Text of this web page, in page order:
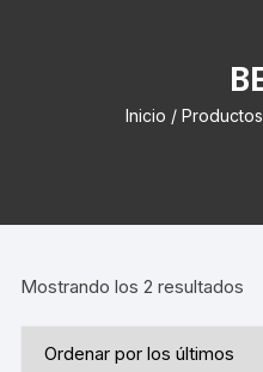
Inicio /
Mostrando los 2 resultados